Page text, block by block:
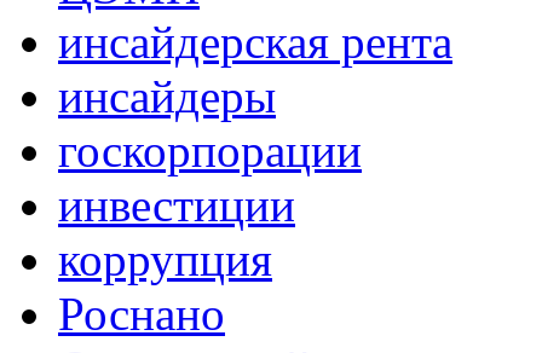
инсайдерская рента
инсайдеры
госкорпорации
инвестиции
коррупция
Роснано